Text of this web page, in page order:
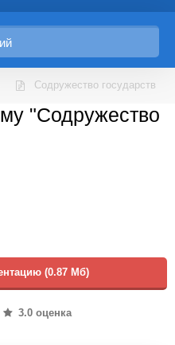
Содружество государств
"Содружество
(0.87 Мб)
3.0 оценка